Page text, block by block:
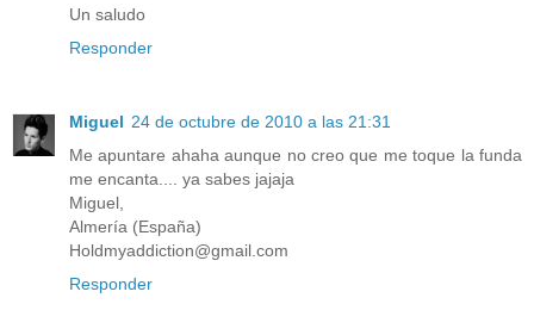
Un saludo
Responder
Miguel 24 de octubre de 2010 a las 21:31
Me apuntare ahaha aunque no creo que me toque la funda
me encanta.... ya sabes jajaja
Miguel,
Almería (España)
Holdmyaddiction@gmail.com
Responder